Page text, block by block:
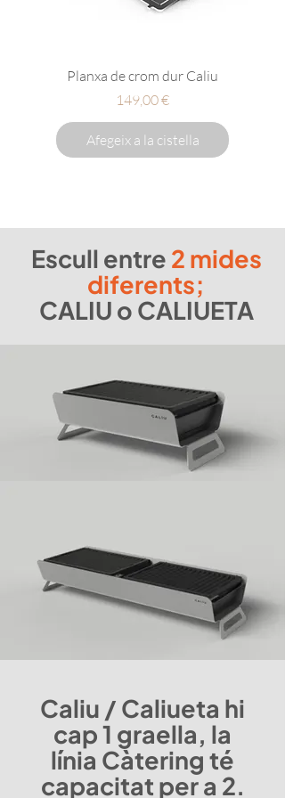
Planxa de crom dur Caliu
Preu
149,00 €
Afegeix a la cistella
Escull entre 2 mides
diferents;
CALIU o CALIUETA
Caliu / Caliueta hi
cap 1 graella, la
línia Càtering té
capacitat per a 2.